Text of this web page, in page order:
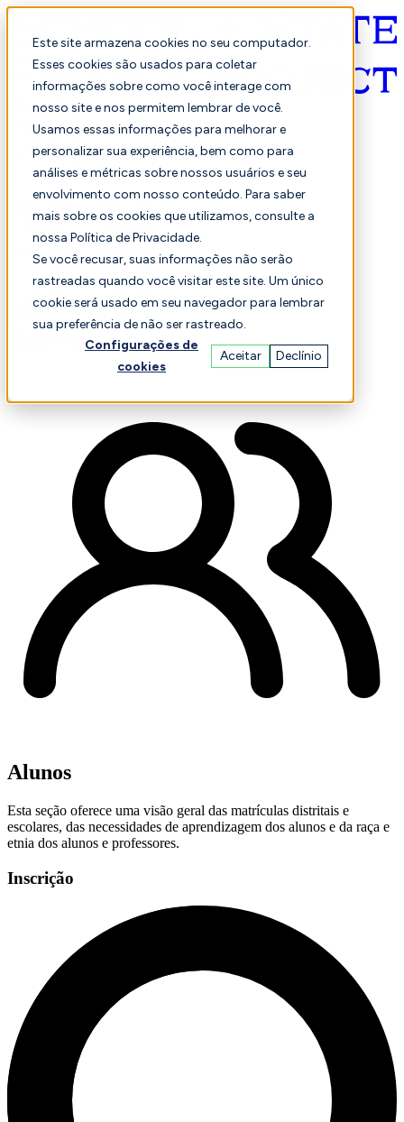
Este site armazena cookies no seu computador.
Esses cookies são usados para coletar
informações sobre como você interage com
nosso site e nos permitem lembrar de você.
Usamos essas informações para melhorar e
personalizar sua experiência, bem como para
análises e métricas sobre nossos usuários e seu
envolvimento com nosso conteúdo. Para saber
mais sobre os cookies que utilizamos, consulte a
nossa Política de Privacidade.
Se você recusar, suas informações não serão
rastreadas quando você visitar este site. Um único
cookie será usado em seu navegador para lembrar
sua preferência de não ser rastreado.
Configurações de
cookies
Aceitar Declínio
Português
Selecionado Comparação
Finança Desempenho
Alunos
Esta seção oferece uma visão geral das matrículas distritais e
escolares, das necessidades de aprendizagem dos alunos e da raça e
etnia dos alunos e professores.
Inscrição